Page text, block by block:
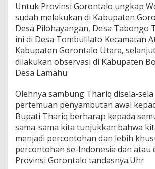
Untuk Provinsi Gorontalo ungkap
sudah melakukan di Kabupaten
Desa Pilohayangan, Desa Tabongo
ini di Desa Tombulilato Kecamatan
Kabupaten Gorontalo Utara,
dilakukan observasi di Kabupaten
Desa Lamahu.
Olehnya sambung Thariq disela-
pertemuan penyambutan awal
Bupati Thariq berharap kepada
sama-sama kita tunjukkan bahwa
menjadi percontohan dan lebih
percontohan se-Indonesia dan atau
Provinsi Gorontalo tandasnya.Uhr